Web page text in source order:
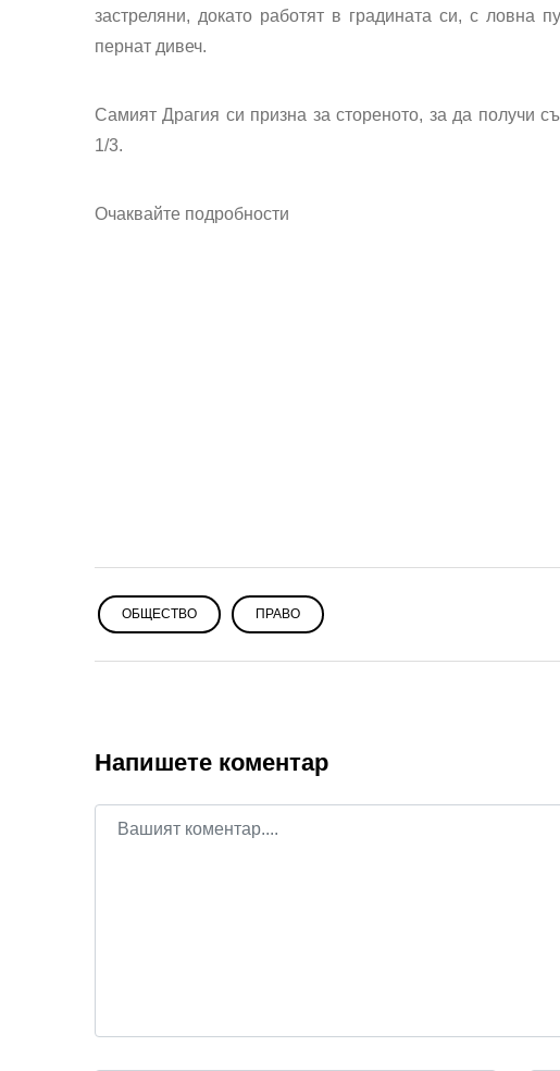
застреляни, докато работят в градината си, с ловна
пернат дивеч.
Самият Драгия си призна за стореното, за да получи
1/3.
Очаквайте подробности
ОБЩЕСТВО ПРАВО
Напишете коментар